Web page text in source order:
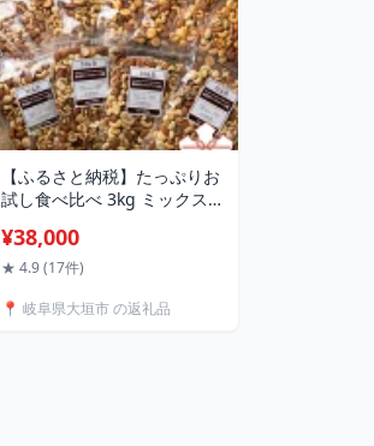
【ふるさと納税】たっぷりお
試し食べ比べ 3kg ミックス
ミックスナッツ4種 250g 4
袋・スモークミックスナッツ
スナッツ4種 250g 4袋) ナッ
¥38,000
★ 4.9 (17件)
📍 岐阜県大垣市 の返礼品